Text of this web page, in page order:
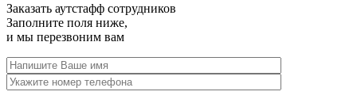
Заказать аутстафф сотрудников
Заполните поля ниже,
и мы перезвоним вам